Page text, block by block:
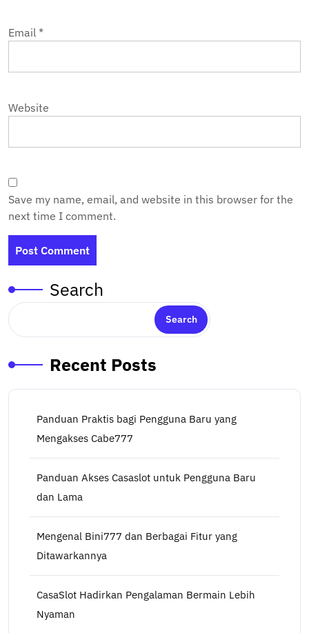
Email *
Website
Save my name, email, and website in this browser for the
next time I comment.
Search
Search
Recent Posts
Panduan Praktis bagi Pengguna Baru yang
Mengakses Cabe777
Panduan Akses Casaslot untuk Pengguna Baru
dan Lama
Mengenal Bini777 dan Berbagai Fitur yang
Ditawarkannya
CasaSlot Hadirkan Pengalaman Bermain Lebih
Nyaman